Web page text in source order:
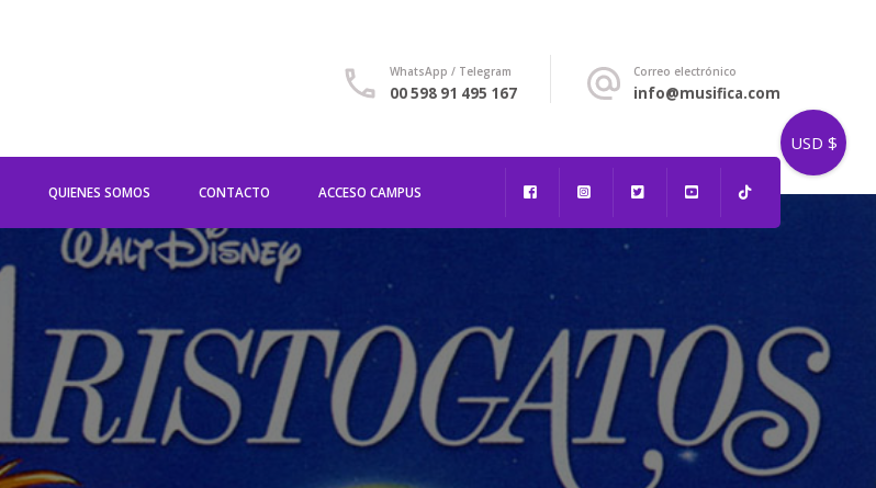
WhatsApp / Telegram
00 598 91 495 167
Correo electrónico
info@musifica.com
QUIENES SOMOS CONTACTO ACCESO CAMPUS
USD $